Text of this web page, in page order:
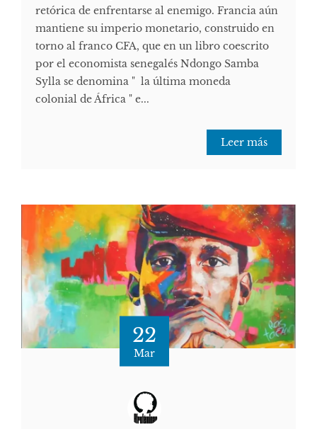
retórica de enfrentarse al enemigo. Francia aún
mantiene su imperio monetario, construido en
torno al franco CFA, que en un libro coescrito
por el economista senegalés Ndongo Samba
Sylla se denomina " la última moneda
colonial de África " e...
Leer más
22
Mar